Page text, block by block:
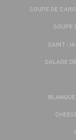
SOUPE DE
SOUPE
SAINT-
SALADE